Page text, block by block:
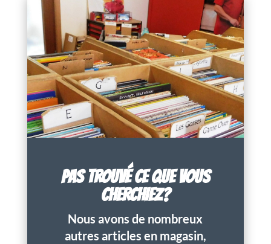
PAS TROUVÉ CE QUE VOUS
CHERCHIEZ?
Nous avons de nombreux
autres articles en magasin,